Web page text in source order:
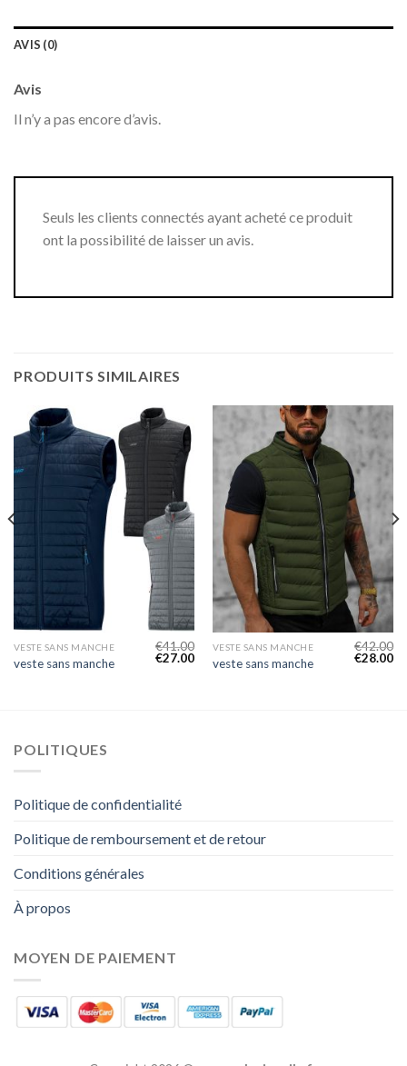
AVIS (0)
Avis
Il n’y a pas encore d’avis.
Seuls les clients connectés ayant acheté ce produit
ont la possibilité de laisser un avis.
PRODUITS SIMILAIRES
VESTE SANS MANCHE
veste sans manche
€41.00
€27.00
VESTE SANS MANCHE
veste sans manche
€42.00
€28.00
POLITIQUES
Politique de confidentialité
Politique de remboursement et de retour
Conditions générales
À propos
MOYEN DE PAIEMENT